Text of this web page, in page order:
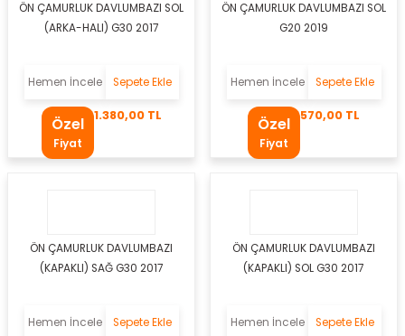
ÖN ÇAMURLUK DAVLUMBAZI SOL
(ARKA-HALI) G30 2017
Hemen İncele Sepete Ekle
Özel
Fiyat
1.380,00 TL
ÖN ÇAMURLUK DAVLUMBAZI SOL
G20 2019
Hemen İncele Sepete Ekle
Özel
Fiyat
570,00 TL
ÖN ÇAMURLUK DAVLUMBAZI
(KAPAKLI) SAĞ G30 2017
Hemen İncele Sepete Ekle
ÖN ÇAMURLUK DAVLUMBAZI
(KAPAKLI) SOL G30 2017
Hemen İncele Sepete Ekle